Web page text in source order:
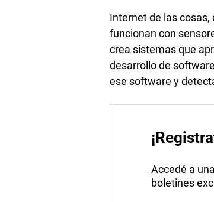
Internet de las
funcionan con
crea sistemas que
desarrollo de
ese software y
Accedé a
boletines